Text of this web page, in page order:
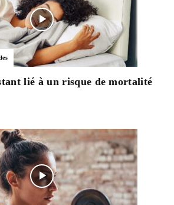
lié à un risque de mortalité